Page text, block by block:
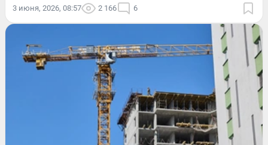
3 июня, 2026, 08:57 2 166 6